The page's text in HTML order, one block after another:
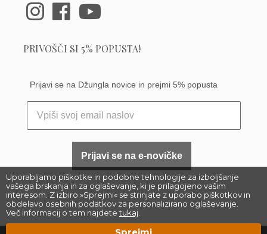
Uporabljamo piškotke in podobne tehnologije za izboljšanje
vašega brskanja in za oglaševanje, ki je prilagojeno vašim
interesom. Z izbiro »Sprejmi« se strinjate z uporabo piškotkov in
obdelavo osebnih podatkov za personalizirano oglaševanje.
Več informacij o tem najdetetukaj
PRIVOŠČI SI 5% POPUSTA!
Prijavi se na Džungla novice in prejmi 5% popusta
Prijavi se na e-novičke